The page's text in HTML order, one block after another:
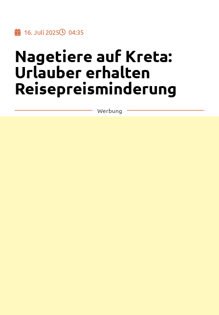
16. Juli 2025 04:35
Nagetiere auf Kreta:
Urlauber erhalten
Reisepreisminderung
Werbung